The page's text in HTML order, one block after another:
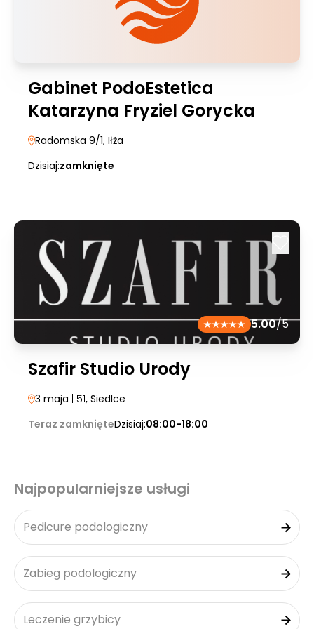
Gabinet PodoEstetica
Katarzyna Fryziel Gorycka
Radomska 9/1, Iłża
Dzisiaj:zamknięte
5.00/5
Szafir Studio Urody
3 maja | 51, Siedlce
Teraz zamknięteDzisiaj:08:00-18:00
Najpopularniejsze usługi
Pedicure podologiczny
Zabieg podologiczny
Leczenie grzybicy